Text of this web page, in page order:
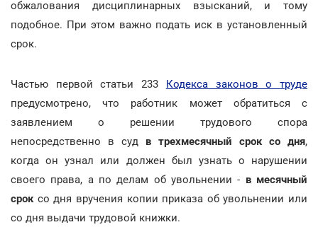
обжалования дисциплинарных взысканий, и тому
подобное. При этом важно подать иск в установленный
срок.
Частью первой статьи 233 Кодекса законов о труде
предусмотрено, что работник может обратиться с
заявлением о решении трудового спора
непосредственно в суд в трехмесячный срок со дня,
когда он узнал или должен был узнать о нарушении
своего права, а по делам об увольнении - в месячный
сроксо дня вручения копии приказа об увольнении или
со дня выдачи трудовой книжки.